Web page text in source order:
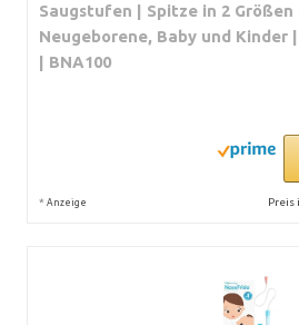
Saugstufen | Spitze in 2
Neugeborene, Baby und Kinder
| BNA100
* Anzeige Preis